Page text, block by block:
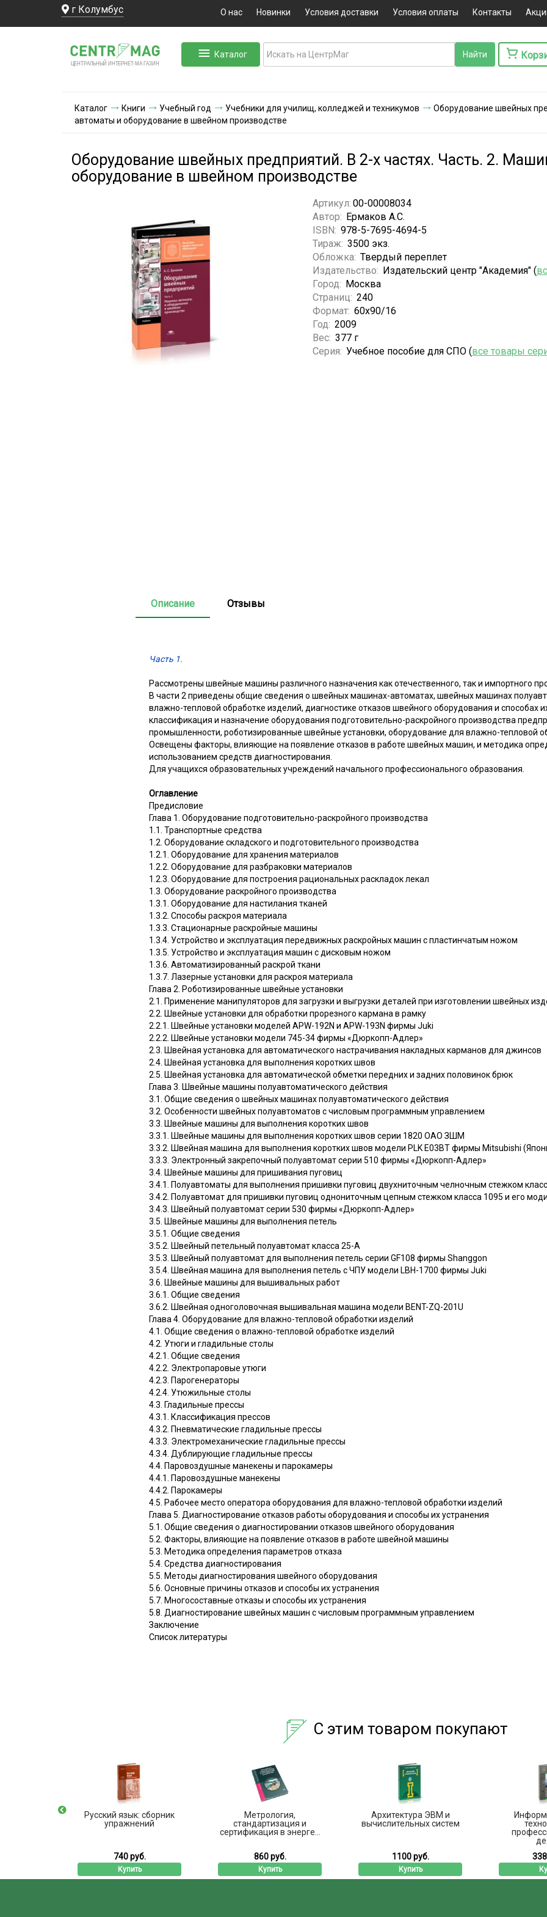
г Колумбус О нас Новинки Условия доставки Условия оплаты Контакты
ЦЕНТРАЛЬНЫЙ ИНТЕРНЕТ-МА ГАЗИН
Каталог
Каталог Книги Учебный год Учебники для училищ, колледжей и техникумов
Оборудование швейных
автоматы и оборудование в швейном производстве
Оборудование швейных предприятий. В 2-х частях. Часть. 2.
оборудование в швейном производстве
Артикул: 00-00008034
Автор: Ермаков А.С.
ISBN: 978-5-7695-4694-5
Тираж: 3500 экз.
Обложка: Твердый переплет
Издательство: Издательский центр "Академия" (
Город: Москва
Страниц: 240
Формат: 60x90/16
Год: 2009
Вес: 377 г
Серия: Учебное пособие для СПО (все товары
Описание Отзывы
Часть 1.
Рассмотрены швейные машины различного назначения как отечественного, так и импортного
В части 2 приведены общие сведения о швейных машинах-автоматах, швейных машинах
влажно-тепловой обработке изделий, диагностике отказов швейного оборудования и способах
классификация и назначение оборудования подготовительно-раскройного производства
промышленности, роботизированные швейные установки, оборудование для влажно-тепловой
Освещены факторы, влияющие на появление отказов в работе швейных машин, и методика
использованием средств диагностирования.
Для учащихся образовательных учреждений начального профессионального образования.
Оглавление
Предисловие
Глава 1. Оборудование подготовительно-раскройного производства
1.1. Транспортные средства
1.2. Оборудование складского и подготовительного производства
1.2.1. Оборудование для хранения материалов
1.2.2. Оборудование для разбраковки материалов
1.2.3. Оборудование для построения рациональных раскладок лекал
1.3. Оборудование раскройного производства
1.3.1. Оборудование для настилания тканей
1.3.2. Способы раскроя материала
1.3.3. Стационарные раскройные машины
1.3.4. Устройство и эксплуатация передвижных раскройных машин с пластинчатым ножом
1.3.5. Устройство и эксплуатация машин с дисковым ножом
1.3.6. Автоматизированный раскрой ткани
1.3.7. Лазерные установки для раскроя материала
Глава 2. Роботизированные швейные установки
2.1. Применение манипуляторов для загрузки и выгрузки деталей при изготовлении швейных
2.2. Швейные установки для обработки прорезного кармана в рамку
2.2.1. Швейные установки моделей APW-192N и APW-193N фирмы Juki
2.2.2. Швейные установки модели 745-34 фирмы «Дюркопп-Адлер»
2.3. Швейная установка для автоматического настрачивания накладных карманов для джинсов
2.4. Швейная установка для выполнения коротких швов
2.5. Швейная установка для автоматической обметки передних и задних половинок брюк
Глава 3. Швейные машины полуавтоматического действия
3.1. Общие сведения о швейных машинах полуавтоматического действия
3.2. Особенности швейных полуавтоматов с числовым программным управлением
3.3. Швейные машины для выполнения коротких швов
3.3.1. Швейные машины для выполнения коротких швов серии 1820 ОАО ЗШМ
3.3.2. Швейная машина для выполнения коротких швов модели PLK Е03ВТ фирмы Mitsubishi
3.3.3. Электронный закрепочный полуавтомат серии 510 фирмы «Дюркопп-Адлер»
3.4. Швейные машины для пришивания пуговиц
3.4.1. Полуавтоматы для выполнения пришивки пуговиц двухниточным челночным стежком
3.4.2. Полуавтомат для пришивки пуговиц однониточным цепным стежком класса 1095 и его
3.4.3. Швейный полуавтомат серии 530 фирмы «Дюркопп-Адлер»
3.5. Швейные машины для выполнения петель
3.5.1. Общие сведения
3.5.2. Швейный петельный полуавтомат класса 25-А
3.5.3. Швейный полуавтомат для выполнения петель серии GF108 фирмы Shanggon
3.5.4. Швейная машина для выполнения петель с ЧПУ модели LBH-1700 фирмы Juki
3.6. Швейные машины для вышивальных работ
3.6.1. Общие сведения
3.6.2. Швейная одноголовочная вышивальная машина модели BENT-ZQ-201U
Глава 4. Оборудование для влажно-тепловой обработки изделий
4.1. Общие сведения о влажно-тепловой обработке изделий
4.2. Утюги и гладильные столы
4.2.1. Общие сведения
4.2.2. Электропаровые утюги
4.2.3. Парогенераторы
4.2.4. Утюжильные столы
4.3. Гладильные прессы
4.3.1. Классификация прессов
4.3.2. Пневматические гладильные прессы
4.3.3. Электромеханические гладильные прессы
4.3.4. Дублирующие гладильные прессы
4.4. Паровоздушные манекены и парокамеры
4.4.1. Паровоздушные манекены
4.4.2. Парокамеры
4.5. Рабочее место оператора оборудования для влажно-тепловой обработки изделий
Глава 5. Диагностирование отказов работы оборудования и способы их устранения
5.1. Общие сведения о диагностировании отказов швейного оборудования
5.2. Факторы, влияющие на появление отказов в работе швейной машины
5.3. Методика определения параметров отказа
5.4. Средства диагностирования
5.5. Методы диагностирования швейного оборудования
5.6. Основные причины отказов и способы их устранения
5.7. Многосоставные отказы и способы их устранения
5.8. Диагностирование швейных машин с числовым программным управлением
Заключение
Список литературы
С этим товаром покупают
Русский язык: сборник
упражнений
740 руб.
Купить
Метрология,
стандартизация и
сертификация в энерге...
860 руб.
Купить
Архитектура ЭВМ и
вычислительных систем
1100 руб.
Купить